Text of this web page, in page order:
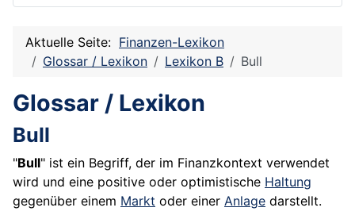
Aktuelle Seite: Finanzen-Lexikon
Glossar / Lexikon
Lexikon B Bull
Glossar / Lexikon
Bull
"Bull" ist ein Begriff, der im Finanzkontext verwendet
wird und eine positive oder optimistische Haltung
gegenüber einem Markt oder einer Anlage darstellt.